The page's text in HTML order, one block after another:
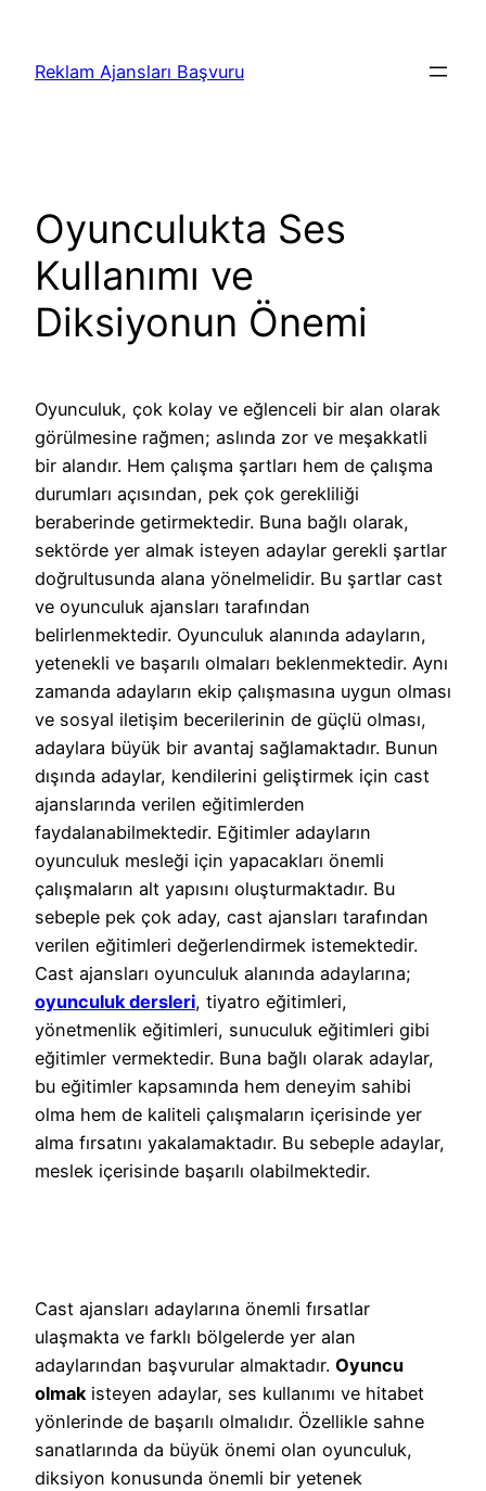
Reklam Ajansları Başvuru
Oyunculukta Ses
Kullanımı ve
Diksiyonun Önemi
Oyunculuk, çok kolay ve eğlenceli bir alan olarak
görülmesine rağmen; aslında zor ve meşakkatli
bir alandır. Hem çalışma şartları hem de çalışma
durumları açısından, pek çok gerekliliği
beraberinde getirmektedir. Buna bağlı olarak,
sektörde yer almak isteyen adaylar gerekli şartlar
doğrultusunda alana yönelmelidir. Bu şartlar cast
ve oyunculuk ajansları tarafından
belirlenmektedir. Oyunculuk alanında adayların,
yetenekli ve başarılı olmaları beklenmektedir. Aynı
zamanda adayların ekip çalışmasına uygun olması
ve sosyal iletişim becerilerinin de güçlü olması,
adaylara büyük bir avantaj sağlamaktadır. Bunun
dışında adaylar, kendilerini geliştirmek için cast
ajanslarında verilen eğitimlerden
faydalanabilmektedir. Eğitimler adayların
oyunculuk mesleği için yapacakları önemli
çalışmaların alt yapısını oluşturmaktadır. Bu
sebeple pek çok aday, cast ajansları tarafından
verilen eğitimleri değerlendirmek istemektedir.
Cast ajansları oyunculuk alanında adaylarına;
oyunculuk dersleri, tiyatro eğitimleri,
yönetmenlik eğitimleri, sunuculuk eğitimleri gibi
eğitimler vermektedir. Buna bağlı olarak adaylar,
bu eğitimler kapsamında hem deneyim sahibi
olma hem de kaliteli çalışmaların içerisinde yer
alma fırsatını yakalamaktadır. Bu sebeple adaylar,
meslek içerisinde başarılı olabilmektedir.
Cast ajansları adaylarına önemli fırsatlar
ulaşmakta ve farklı bölgelerde yer alan
adaylarından başvurular almaktadır. Oyuncu
olmakisteyen adaylar, ses kullanımı ve hitabet
yönlerinde de başarılı olmalıdır. Özellikle sahne
sanatlarında da büyük önemi olan oyunculuk,
diksiyon konusunda önemli bir yetenek